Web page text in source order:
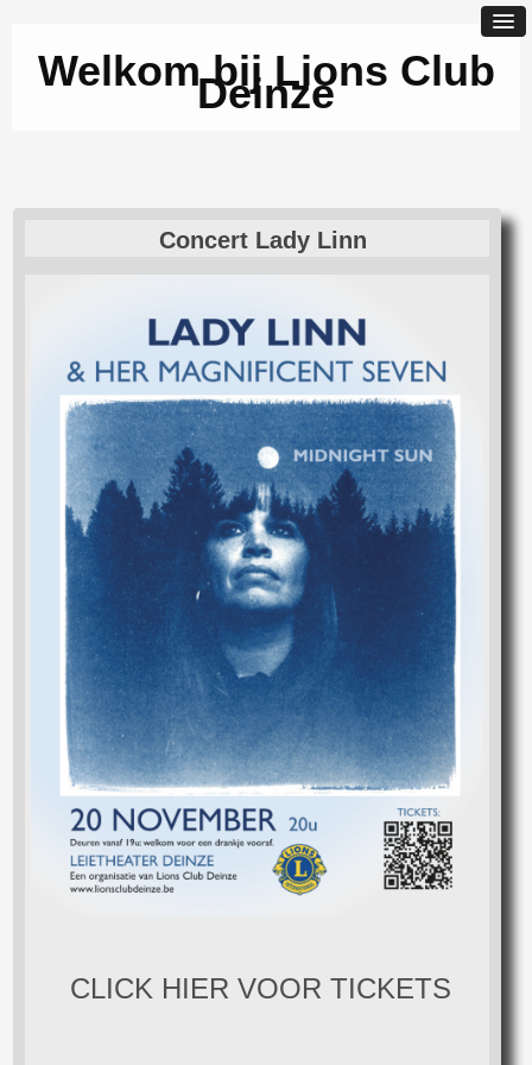
Welkom bij Lions Club
Deinze
Concert Lady Linn
CLICK HIER VOOR TICKETS